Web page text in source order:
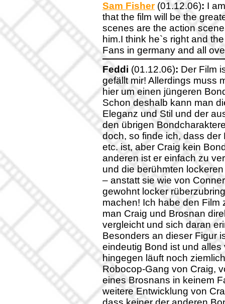
Sam Fisher(01.12.06): I
that the film will be the
scenes are the action
him.I think he`s right and
Fans in germany and all
Feddi (01.12.06): Der Film
gefällt mir! Allerdings muss
hier um einen jüngeren
Schon deshalb kann man
Eleganz und Stil und der
den übrigen
doch, so finde ich, dass der
etc. ist, aber Craig kein
anderen ist er einfach zu
und die berühmten
– anstatt sie wie von
gewohnt locker
machen! Ich habe den Film
man Craig und Brosnan
vergleicht und sich daran
Besonders an dieser Figur
eindeutig Bond ist und
hingegen läuft noch
Robocop-Gang von Craig,
eines Brosnans in keinem
weitere Entwicklung von